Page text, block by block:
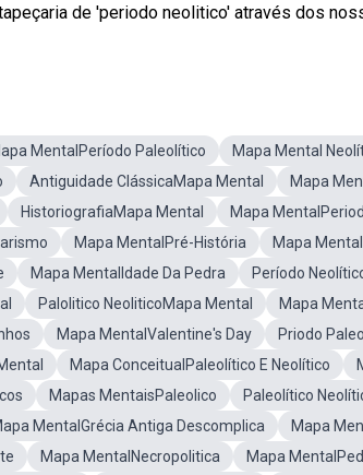
de 'periodo neolitico' através dos
MentalPeríodo Paleolítico Mapa Mental
Antiguidade ClássicaMapa Mental Mapa
HistoriografiaMapa Mental Mapa
Mapa MentalPré-História
Mapa
Mapa MentalIdade Da Pedra
Período
Palolitico NeoliticoMapa Mental
Mapa
Mapa MentalValentine's Day
Priodo
Mapa ConceitualPaleolítico E Neolítico
Mapas MentaisPaleolico Paleolítico
MentalGrécia Antiga Descomplica
Mapa
Mapa MentalNecropolitica
Mapa